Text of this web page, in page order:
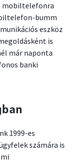
mobiltelefonra
bumm
eszköz
is
már naponta
banki
1999-es
számára is